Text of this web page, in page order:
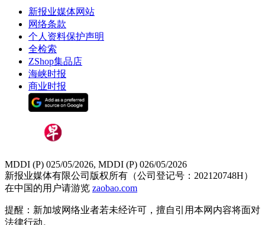
新报业媒体网站
网络条款
个人资料保护声明
全检索
ZShop集品店
海峡时报
商业时报
MDDI (P) 025/05/2026, MDDI (P) 026/05/2026
新报业媒体有限公司版权所有（公司登记号：202120748H）
在中国的用户请游览 zaobao.com
提醒：新加坡网络业者若未经许可，擅自引用本网内容将面对
法律行动。